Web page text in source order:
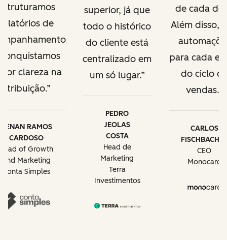
de
clareza na
atribuição.
RENAN RAMOS
CARDOSO
Head of Growth
and Marketing
Conta Simples
superior, já que
todo o histórico
do cliente está
centralizado em
um só lugar.
PEDRO
JEOLAS
COSTA
Head de
Marketing
Terra
Investimentos
de cada
Além disso,
para cada
do ciclo
vendas.
CARLOS
CEO
Monocard